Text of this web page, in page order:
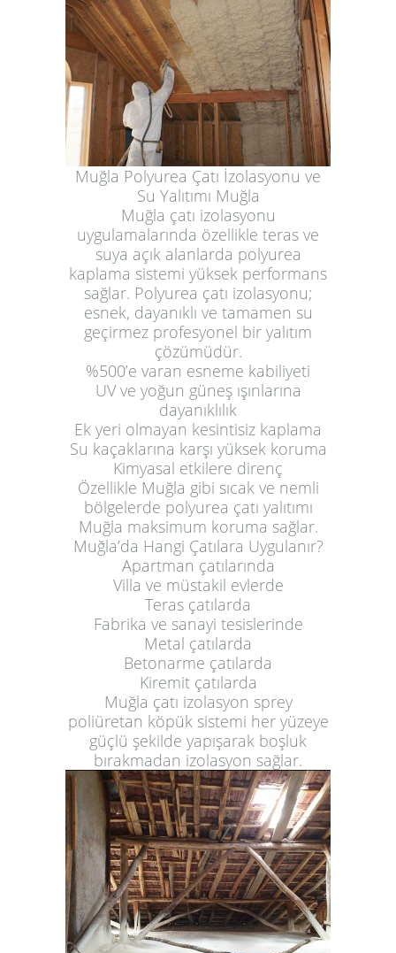
Muğla Polyurea Çatı İzolasyonu ve
Su Yalıtımı Muğla
Muğla çatı izolasyonu
uygulamalarında özellikle teras ve
suya açık alanlarda polyurea
kaplama sistemi yüksek performans
sağlar. Polyurea çatı izolasyonu;
esnek, dayanıklı ve tamamen su
geçirmez profesyonel bir yalıtım
çözümüdür.
%500’e varan esneme kabiliyeti
UV ve yoğun güneş ışınlarına
dayanıklılık
Ek yeri olmayan kesintisiz kaplama
Su kaçaklarına karşı yüksek koruma
Kimyasal etkilere direnç
Özellikle Muğla gibi sıcak ve nemli
bölgelerde polyurea çatı yalıtımı
Muğla maksimum koruma sağlar.
Muğla’da Hangi Çatılara Uygulanır?
Apartman çatılarında
Villa ve müstakil evlerde
Teras çatılarda
Fabrika ve sanayi tesislerinde
Metal çatılarda
Betonarme çatılarda
Kiremit çatılarda
Muğla çatı izolasyon sprey
poliüretan köpük sistemi her yüzeye
güçlü şekilde yapışarak boşluk
bırakmadan izolasyon sağlar.